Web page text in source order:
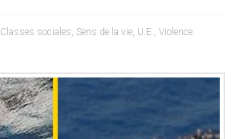
Classes sociales, Sens de la vie, U.E.,Violence